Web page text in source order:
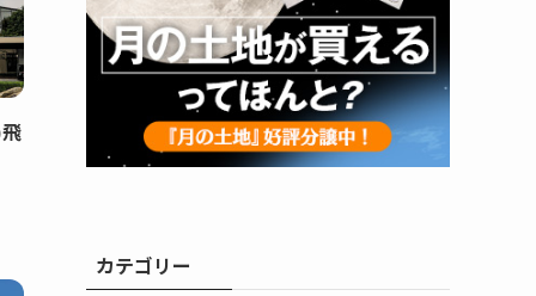
カテゴリー